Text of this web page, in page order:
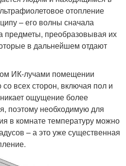
отопление
– его волны сначала
предметы, преобразовывая их
в дальнейшем отдают
ИК-лучами помещении
со всех сторон, включая пол и
ощущение более
поэтому необходимую для
в комнате температуру можно
– а это уже существенная